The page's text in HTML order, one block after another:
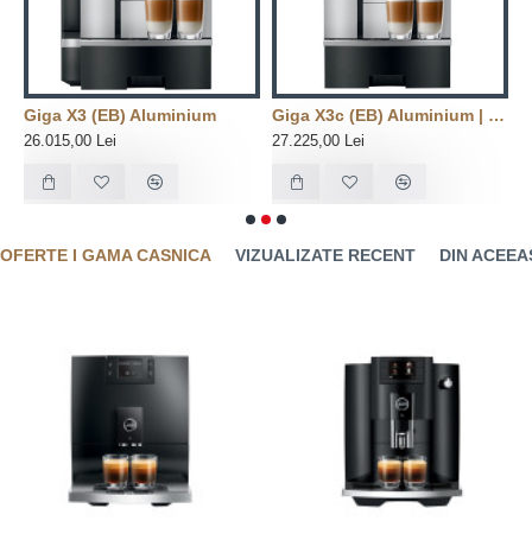
Giga X3 (EB) Aluminium
26.015,00 Lei
Giga X3c (EB) Aluminium | Conexiune la reteaua de apa
27.225,00 Lei
OFERTE I GAMA CASNICA VIZUALIZATE RECENT DIN